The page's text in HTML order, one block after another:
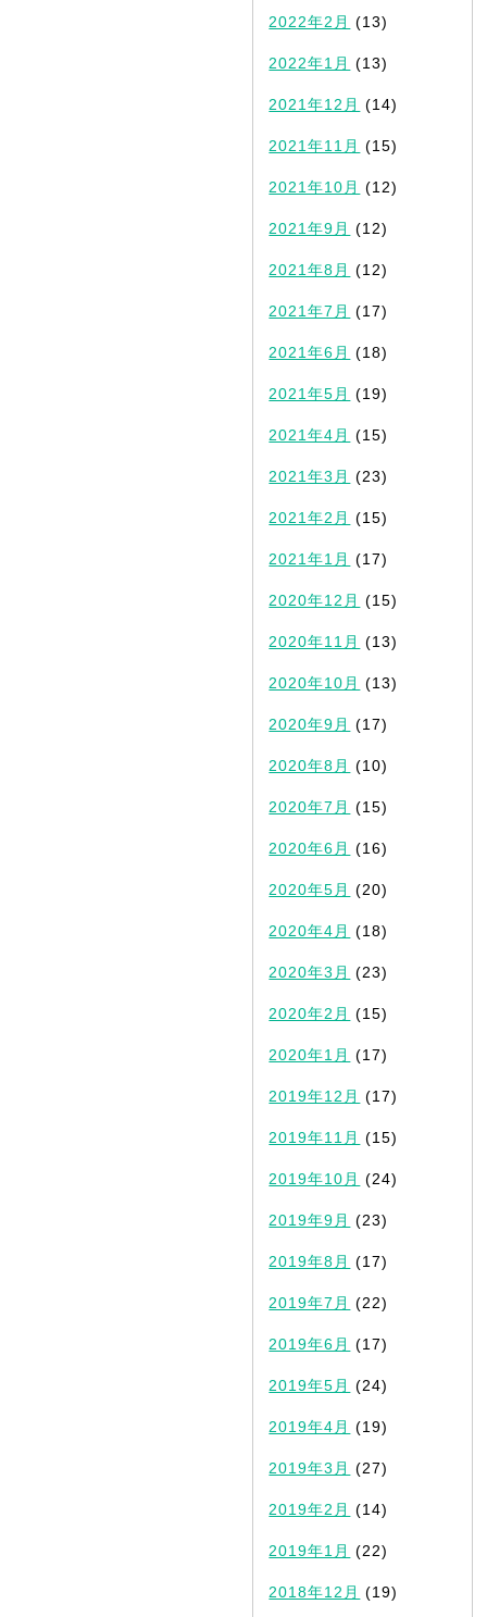
2022年2月 (13)
2022年1月 (13)
2021年12月 (14)
2021年11月 (15)
2021年10月 (12)
2021年9月 (12)
2021年8月 (12)
2021年7月 (17)
2021年6月 (18)
2021年5月 (19)
2021年4月 (15)
2021年3月 (23)
2021年2月 (15)
2021年1月 (17)
2020年12月 (15)
2020年11月 (13)
2020年10月 (13)
2020年9月 (17)
2020年8月 (10)
2020年7月 (15)
2020年6月 (16)
2020年5月 (20)
2020年4月 (18)
2020年3月 (23)
2020年2月 (15)
2020年1月 (17)
2019年12月 (17)
2019年11月 (15)
2019年10月 (24)
2019年9月 (23)
2019年8月 (17)
2019年7月 (22)
2019年6月 (17)
2019年5月 (24)
2019年4月 (19)
2019年3月 (27)
2019年2月 (14)
2019年1月 (22)
2018年12月 (19)